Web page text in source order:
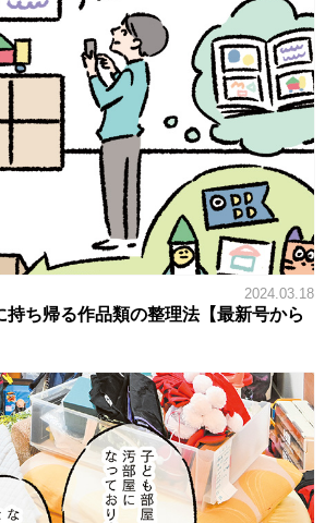
2024.03.18
持ち帰る作品類の整理法【最新号から